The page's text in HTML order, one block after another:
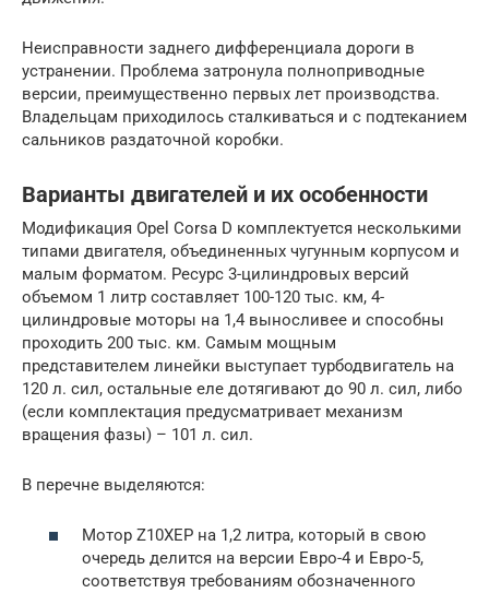
Неисправности заднего дифференциала дороги в
устранении. Проблема затронула полноприводные
версии, преимущественно первых лет производства.
Владельцам приходилось сталкиваться и с подтеканием
сальников раздаточной коробки.
Варианты двигателей и их особенности
Модификация Opel Corsa D комплектуется несколькими
типами двигателя, объединенных чугунным корпусом и
малым форматом. Ресурс 3-цилиндровых версий
объемом 1 литр составляет 100-120 тыс. км, 4-
цилиндровые моторы на 1,4 выносливее и способны
проходить 200 тыс. км. Самым мощным
представителем линейки выступает турбодвигатель на
120 л. сил, остальные еле дотягивают до 90 л. сил, либо
(если комплектация предусматривает механизм
вращения фазы) – 101 л. сил.
В перечне выделяются:
Мотор Z10XEP на 1,2 литра, который в свою
очередь делится на версии Евро-4 и Евро-5,
соответствуя требованиям обозначенного